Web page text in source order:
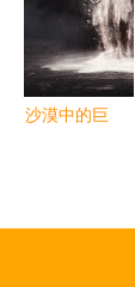
源解析
沙漠中的巨